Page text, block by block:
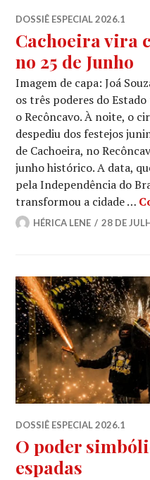
DOSSIÊ ESPECIAL 2026.1
Cachoeira vira
no 25 de Junho
Imagem de capa: Joá
os três poderes do
o Recôncavo. À noite, o
despediu dos festejos
de Cachoeira, no
junho histórico. A data,
pela Independência do
transformou a cidade …
HÉRICA LENE 28 DE
DOSSIÊ ESPECIAL 2026.1
O poder
espadas